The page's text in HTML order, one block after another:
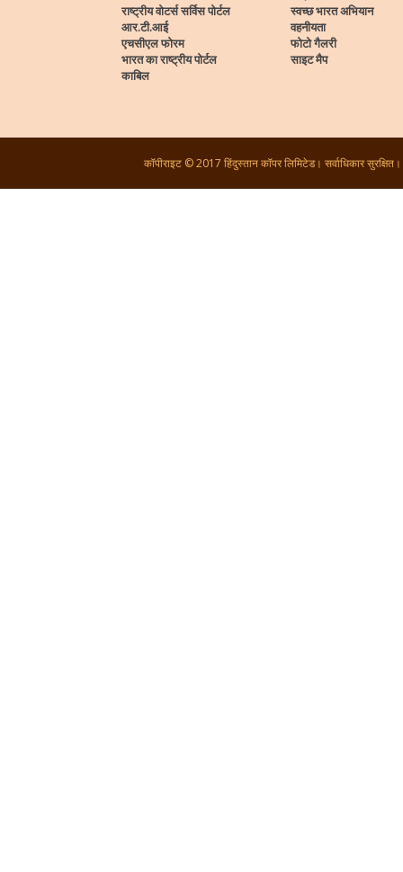
राष्ट्रीय वोटर्स सर्विस पोर्टल
आर.टी.आई
एचसीएल फोरम
भारत का राष्ट्रीय पोर्टल
काबिल
स्वच्छ भारत अभियान
वहनीयता
फोटो गैलरी
साइट मैप
कॉपीराइट © 2017 हिंदुस्तान कॉपर लिमिटेड। सर्वाधिकार सुरक्षित।